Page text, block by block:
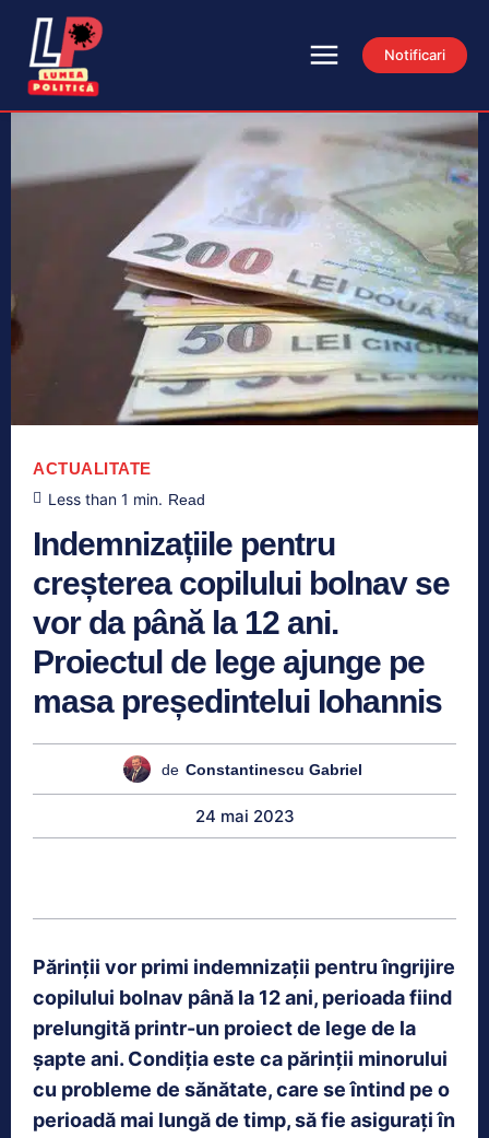
Notificari
ACTUALITATE
Less than 1 min. Read
Indemnizațiile pentru
creșterea copilului bolnav se
vor da până la 12 ani.
Proiectul de lege ajunge pe
masa președintelui Iohannis
de Constantinescu Gabriel
24 mai 2023
Părinții vor primi indemnizații pentru îngrijire
copilului bolnav până la 12 ani, perioada fiind
prelungită printr-un proiect de lege de la
șapte ani. Condiția este ca părinții minorului
cu probleme de sănătate, care se întind pe o
perioadă mai lungă de timp, să fie asigurați în